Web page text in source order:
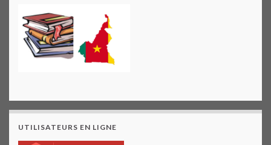
UTILISATEURS EN LIGNE